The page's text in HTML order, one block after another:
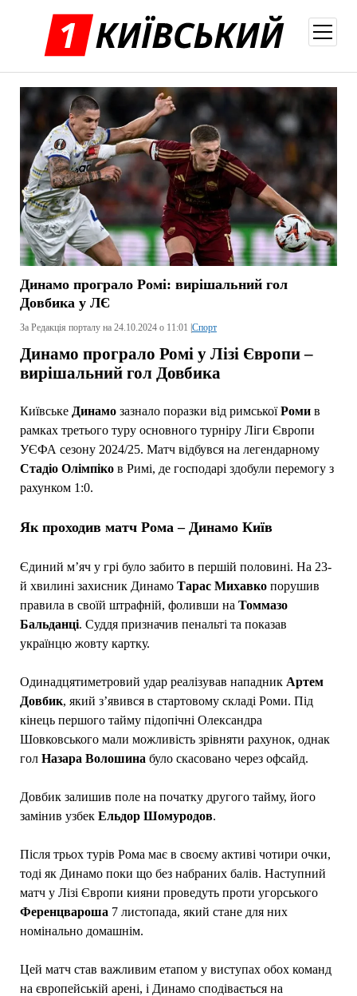
меню
Динамо програло Ромі: вирішальний гол
Довбика у ЛЄ
За Редакція порталу на 24.10.2024 о 11:01 | Спорт
Динамо програло Ромі у Лізі Європи –
вирішальний гол Довбика
Київське Динамозазнало поразки від римськоїРомив
рамках третього туру основного турніру Ліги Європи
УЄФА сезону 2024/25. Матч відбувся на легендарному
Стадіо Олімпіков Римі, де господарі здобули перемогу з
рахунком 1:0.
Як проходив матч Рома – Динамо Київ
Єдиний м’яч у грі було забито в першій половині. На 23-
й хвилині захисник Динамо Тарас Михавкопорушив
правила в своїй штрафній, фоливши на Томмазо
Бальданці. Суддя призначив пенальті та показав
українцю жовту картку.
Одинадцятиметровий удар реалізував нападник Артем
Довбик, який з’явився в стартовому складі Роми. Під
кінець першого тайму підопічні Олександра
Шовковського мали можливість зрівняти рахунок, однак
гол Назара Волошина було скасовано через офсайд.
Довбик залишив поле на початку другого тайму, його
замінив узбек Ельдор Шомуродов.
Після трьох турів Рома має в своєму активі чотири очки,
тоді як Динамо поки що без набраних балів. Наступний
матч у Лізі Європи кияни проведуть проти угорського
Ференцвароша 7 листопада, який стане для них
номінально домашнім.
Цей матч став важливим етапом у виступах обох команд
на європейській арені, і Динамо сподівається на